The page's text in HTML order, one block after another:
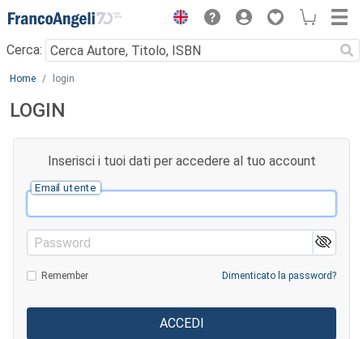
Menu
Cerca:
Main content
Home login
LOGIN
Inserisci i tuoi dati per accedere al tuo account
Email utente
Password
Remember Dimenticato la password?